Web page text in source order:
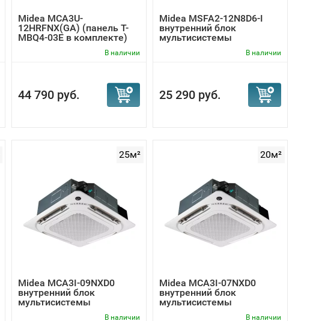
Midea MCA3U-
12HRFNX(GA) (панель T-
MBQ4-03E в комплекте)
В наличии
44 790 руб.
Midea MSFA2-12N8D6-I
внутренний блок
мультисистемы
В наличии
25 290 руб.
25м²
Midea MCA3I-09NXD0
внутренний блок
мультисистемы
В наличии
20м²
Midea MCA3I-07NXD0
внутренний блок
мультисистемы
В наличии